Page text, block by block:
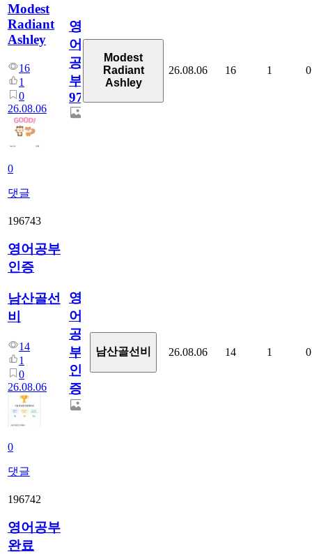
Modest
Radiant
Ashley
16
1
0
26.08.06
0
댓글
영
어
공
부
97
Modest
Radiant
Ashley
26.08.06 16 1 0
196743
영어공부
인증
남산골선
비
14
1
0
26.08.06
0
댓글
영
어
공
부
인
증
남산골선비 26.08.06 14 1 0
196742
영어공부
완료